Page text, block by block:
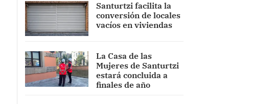
Santurtzi facilita la
conversión de locales
vacíos en viviendas
La Casa de las
Mujeres de Santurtzi
estará concluida a
finales de año